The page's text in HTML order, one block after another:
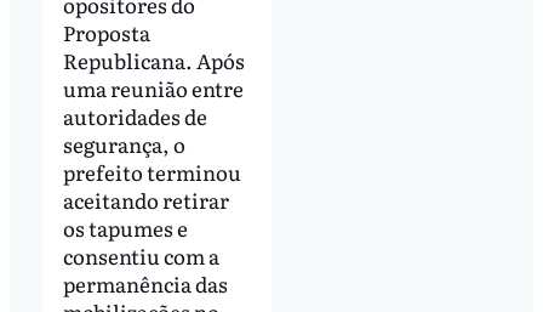
Proposta
Republicana. Após
uma reunião entre
autoridades de
segurança, o
prefeito terminou
aceitando retirar
os tapumes e
consentiu com a
permanência das